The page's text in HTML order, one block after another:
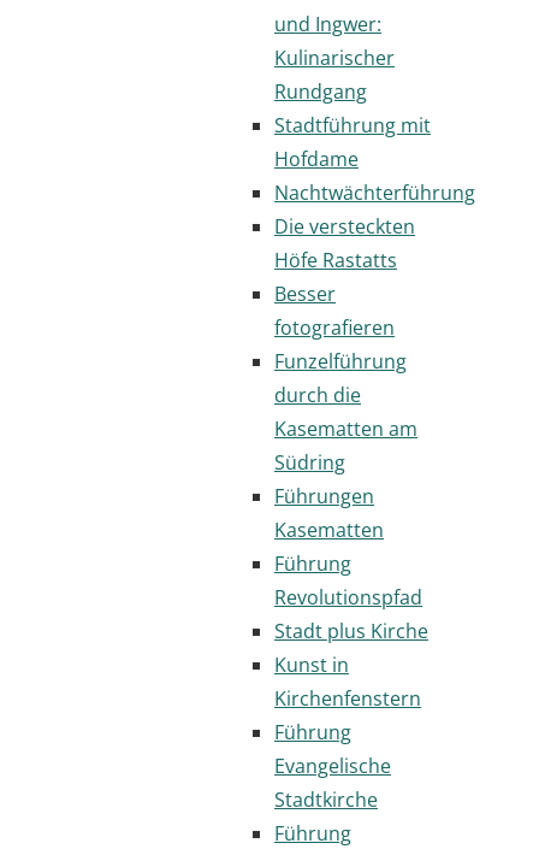
und Ingwer:
Kulinarischer
Rundgang
Stadtführung mit
Hofdame
Nachtwächterführung
Die versteckten
Höfe Rastatts
Besser
fotografieren
Funzelführung
durch die
Kasematten am
Südring
Führungen
Kasematten
Führung
Revolutionspfad
Stadt plus Kirche
Kunst in
Kirchenfenstern
Führung
Evangelische
Stadtkirche
Führung